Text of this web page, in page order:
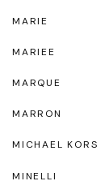
MARIE
MARIEE
MARQUE
MARRON
MICHAEL KORS
MINELLI